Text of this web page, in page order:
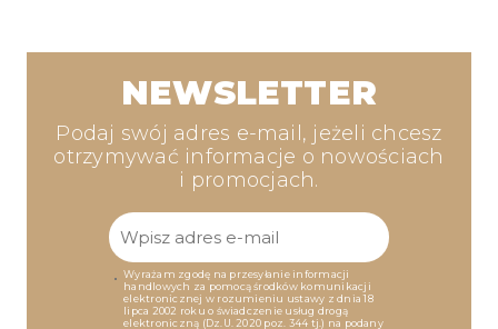
NEWSLETTER
Podaj swój adres e-mail, jeżeli chcesz
otrzymywać informacje o nowościach
i promocjach.
Wyrażam zgodę na przesyłanie informacji
handlowych za pomocą środków komunikacji
elektronicznej w rozumieniu ustawy z dnia 18
lipca 2002 roku o świadczenie usług drogą
elektroniczną (Dz.U. 2020 poz. 344 tj.) na podany